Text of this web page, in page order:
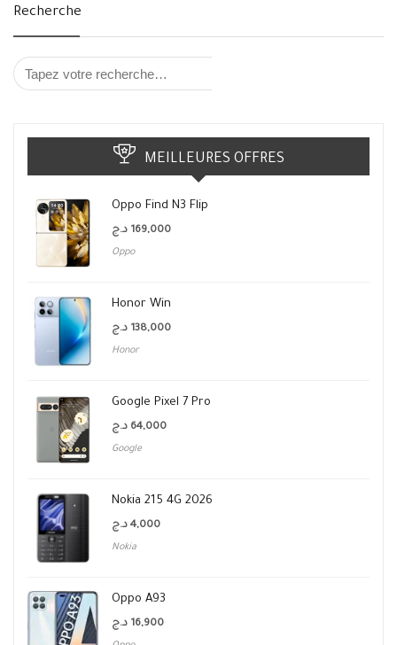
Recherche
MEILLEURES OFFRES
Oppo Find N3 Flip
169,000 د.ج
Oppo
Honor Win
138,000 د.ج
Honor
Google Pixel 7 Pro
64,000 د.ج
Google
Nokia 215 4G 2026
4,000 د.ج
Nokia
Oppo A93
16,900 د.ج